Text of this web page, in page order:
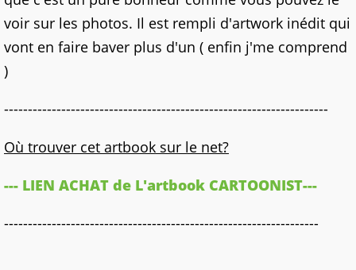
voir sur les photos. Il est rempli d'artwork inédit qui
vont en faire baver plus d'un ( enfin j'me comprend
)
--------------------------------------------------------------------
Où trouver cet artbook sur le net?
--- LIEN ACHAT de L'artbook CARTOONIST---
------------------------------------------------------------------